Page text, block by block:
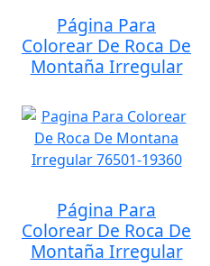
Página Para
Colorear De Roca De
Montaña Irregular
Página Para
Colorear De Roca De
Montaña Irregular